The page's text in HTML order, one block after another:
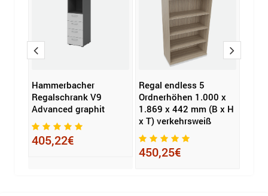
Hammerbacher
Regalschrank V9
Advanced graphit
405,22€
Regal endless 5
Ordnerhöhen 1.000 x
1.869 x 442 mm (B x H
x T) verkehrsweiß
450,25€